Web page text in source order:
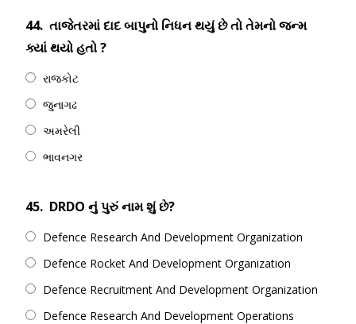
44. તાજેતરમાં દાદ બાપુનો નિધન થયું છે તો તેમનો જન્મ
ક્યાં થયો હતો ?
રાજકોટ
જુનાગઢ
અમરેલી
ભાવનગર
45. DRDO નું પુરું નામ શું છે?
Defence Research And Development Organization
Defence Rocket And Development Organization
Defence Recruitment And Development Organization
Defence Research And Development Operations